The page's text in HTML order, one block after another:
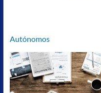
Autónomos